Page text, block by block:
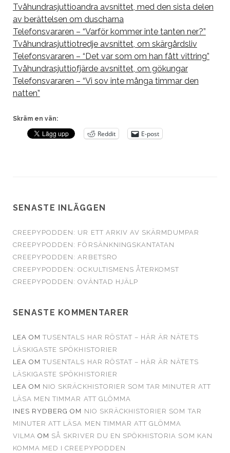
Tvåhundrasjuttioandra avsnittet, med den sista delen
av berättelsen om duscharna
Telefonsvararen – “Varför kommer inte tanten ner?”
Tvåhundrasjuttiotredje avsnittet, om skärgårdsliv
Telefonsvararen – “Det var som om han fått vittring”
Tvåhundrasjuttiofjärde avsnittet, om gökungar
Telefonsvararen – “Vi sov inte många timmar den
natten”
Skräm en vän:
Reddit E-post
SENASTE INLÄGGEN
CREEPYPODDEN: UR ETT ARKIV AV SKÄRMDUMPAR
CREEPYPODDEN: FÖRSÄNKNINGSKANTATAN
CREEPYPODDEN: ARBETSRO
CREEPYPODDEN: OCKULTISMENS ÅTERKOMST
CREEPYPODDEN: OVÄNTAD HJÄLP
SENASTE KOMMENTARER
LEA OMTUSENTALS HAR RÖSTAT – HÄR ÄR NÄTETS
LÄSKIGASTE SPÖKHISTORIER
LEA OMTUSENTALS HAR RÖSTAT – HÄR ÄR NÄTETS
LÄSKIGASTE SPÖKHISTORIER
LEA OM NIO SKRÄCKHISTORIER SOM TAR MINUTER ATT
LÄSA MEN TIMMAR ATT GLÖMMA
INES RYDBERG OM NIO SKRÄCKHISTORIER SOM TAR
MINUTER ATT LÄSA MEN TIMMAR ATT GLÖMMA
VILMA OM SÅ SKRIVER DU EN SPÖKHISTORIA SOM KAN
KOMMA MED I CREEPYPODDEN